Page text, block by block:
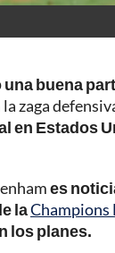
buena
zaga
en Estados
es
laChampions
los planes.